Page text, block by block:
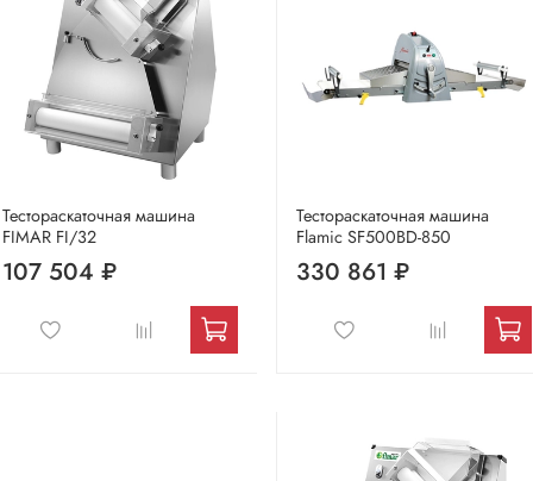
Тестораскаточная машина
FIMAR FI/32
107 504 ₽
Тестораскаточная машина
Flamic SF500BD-850
330 861 ₽